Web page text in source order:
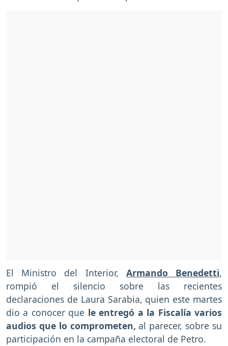
El Ministro del Interior, Armando Benedetti,
rompió el silencio sobre las recientes
declaraciones de Laura Sarabia, quien este martes
dio a conocer que le entregó a la Fiscalía varios
audios que lo comprometen, al parecer, sobre su
participación en la campaña electoral de Petro.